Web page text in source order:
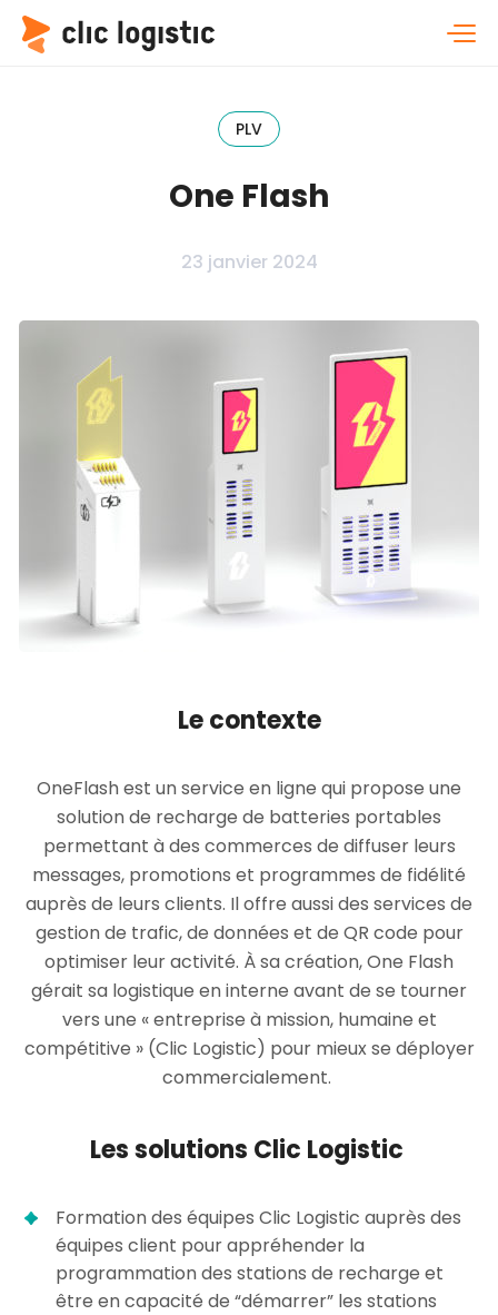
PLV
One Flash
23 janvier 2024
Le contexte
OneFlash est un service en ligne qui propose une
solution de recharge de batteries portables
permettant à des commerces de diffuser leurs
messages, promotions et programmes de fidélité
auprès de leurs clients. Il offre aussi des services de
gestion de trafic, de données et de QR code pour
optimiser leur activité. À sa création, One Flash
gérait sa logistique en interne avant de se tourner
vers une « entreprise à mission, humaine et
compétitive » (Clic Logistic) pour mieux se déployer
commercialement.
Les solutions Clic Logistic
Formation des équipes Clic Logistic auprès des
équipes client pour appréhender la
programmation des stations de recharge et
être en capacité de “démarrer” les stations